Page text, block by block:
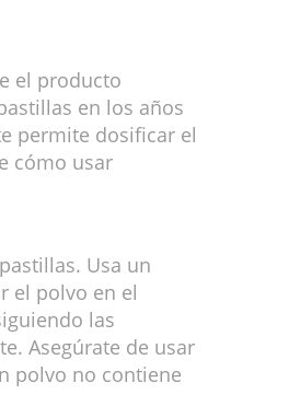
el producto
en los años
permite dosificar el
cómo usar
Usa un
el polvo en el
las
Asegúrate de usar
polvo no contiene